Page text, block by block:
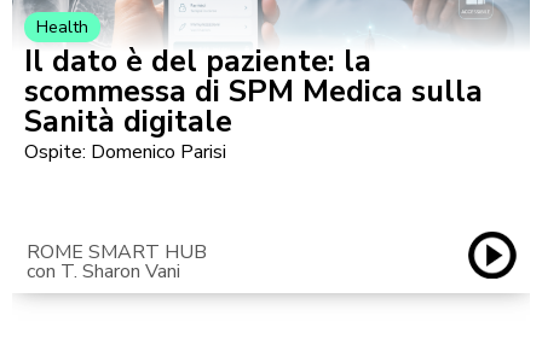
Health
Il dato è del paziente: la
scommessa di SPM Medica sulla
Sanità digitale
Ospite: Domenico Parisi
ROME SMART HUB
con T. Sharon Vani